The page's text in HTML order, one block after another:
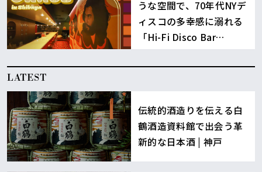
うな空間で、70年代NYデ
ィスコの多幸感に溺れる
「Hi-Fi Disco Bar
Chaos」渋谷
LATEST
伝統的酒造りを伝える白
鶴酒造資料館で出会う革
新的な日本酒 | 神戸